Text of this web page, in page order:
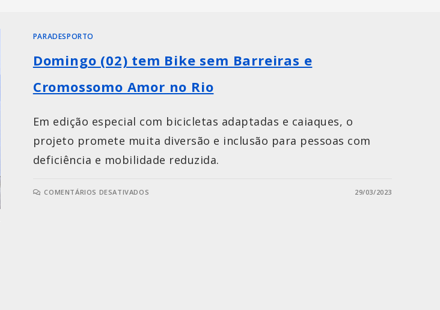
PARADESPORTO
Domingo (02) tem Bike sem Barreiras e
Cromossomo Amor no Rio
Em edição especial com bicicletas adaptadas e caiaques, o
projeto promete muita diversão e inclusão para pessoas com
deficiência e mobilidade reduzida.
COMENTÁRIOS DESATIVADOS 29/03/2023